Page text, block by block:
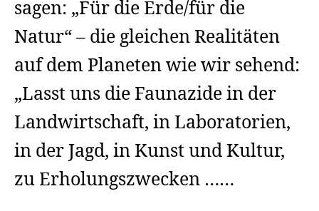
sagen: „Für die Erde/für die
Natur“ – die gleichen Realitäten
auf dem Planeten wie wir sehend:
„Lasst uns die Faunazide in der
Landwirtschaft, in Laboratorien,
in der Jagd, in Kunst und Kultur,
zu Erholungszwecken ……